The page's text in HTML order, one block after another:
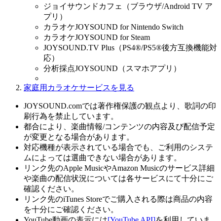
ジョイサウンドカフェ（ブラウザ/Android TV ア
プリ）
カラオケJOYSOUND for Nintendo Switch
カラオケJOYSOUND for Steam
JOYSOUND.TV Plus（PS4®/PS5®後方互換機能対
応）
分析採点JOYSOUND（スマホアプリ）
家庭用カラオケサービスを見る
JOYSOUND.comでは著作権保護の観点より、歌詞の印
刷行為を禁止しています。
都合により、楽曲情報/コンテンツの内容及び配信予定
が変更となる場合があります。
対応機種が表示されている場合でも、ご利用のシステ
ムによっては選曲できない場合があります。
リンク先のApple MusicやAmazon Musicのサービス詳細
や楽曲の配信状況については各サービスにて十分にご
確認ください。
リンク先のiTunes Storeでご購入される際は商品の内容
を十分にご確認ください。